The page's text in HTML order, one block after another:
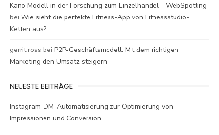
Kano Modell in der Forschung zum Einzelhandel - WebSpotting
bei Wie sieht die perfekte Fitness-App von Fitnessstudio-
Ketten aus?
gerrit.ross bei P2P-Geschäftsmodell: Mit dem richtigen
Marketing den Umsatz steigern
NEUESTE BEITRÄGE
Instagram-DM-Automatisierung zur Optimierung von
Impressionen und Conversion